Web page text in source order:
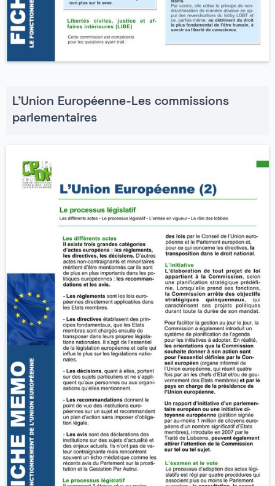
L'Union Européenne-Les commissions
parlementaires